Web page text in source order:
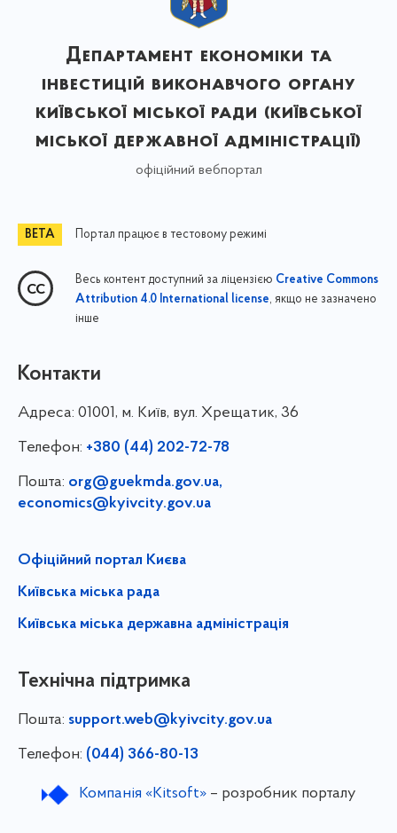
Департамент економіки та
інвестицій виконавчого органу
київської міської ради (київської
міської державної адміністрації)
офіційний вебпортал
Портал працює в тестовому режимі
Весь контент доступний за ліцензією Creative Commons
Attribution 4.0 International license, якщо не зазначено
інше
Контакти
Адреса: 01001, м. Київ, вул. Хрещатик, 36
Телефон: +380 (44) 202-72-78
Пошта: org@guekmda.gov.ua,
economics@kyivcity.gov.ua
Офіційний портал Києва
Київська міська рада
Київська міська державна адміністрація
Технічна підтримка
Пошта: support.web@kyivcity.gov.ua
Телефон: (044) 366-80-13
Компанія «Kitsoft»– розробник порталу